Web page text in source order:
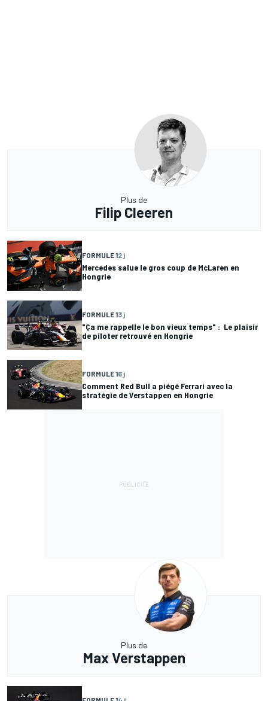
Plus de
Filip Cleeren
FORMULE 12 j
Mercedes salue le gros coup de McLaren en
Hongrie
FORMULE 13 j
"Ça me rappelle le bon vieux temps" : Le plaisir
de piloter retrouvé en Hongrie
FORMULE 16 j
Comment Red Bull a piégé Ferrari avec la
stratégie de Verstappen en Hongrie
Plus de
Max Verstappen